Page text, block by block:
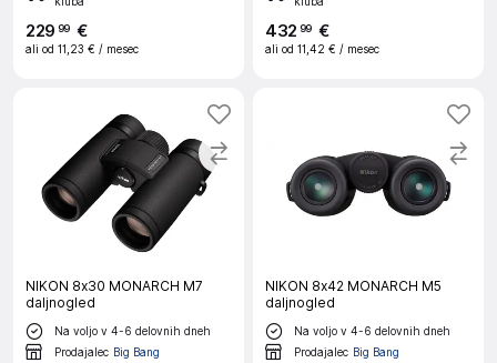
229 99 €
ali od 11,23 € / mesec
432 99 €
ali od 11,42 € / mesec
NIKON 8x30 MONARCH M7
daljnogled
Na voljo v 4-6 delovnih dneh
Prodajalec Big Bang
NIKON 8x42 MONARCH M5
daljnogled
Na voljo v 4-6 delovnih dneh
Prodajalec Big Bang